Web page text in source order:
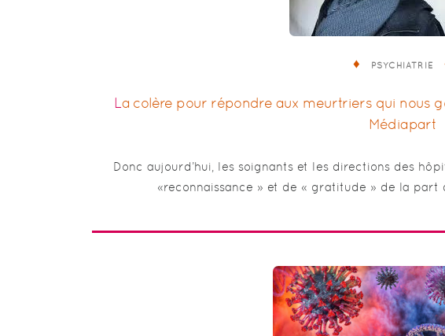
PSYCHIATRIE
La colère pour répondre aux meurtriers qui nous gouvernent . Blog de Mathieu Bellahsen.
Médiapart
Donc aujourd’hui, les soignants et les directions des
«reconnaissance » et de « gratitude » de la part